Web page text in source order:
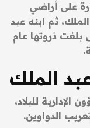
على أراضي
ثم ابنه عبد
ذروتها عام
الملك
للبلاد،
الدواوين.